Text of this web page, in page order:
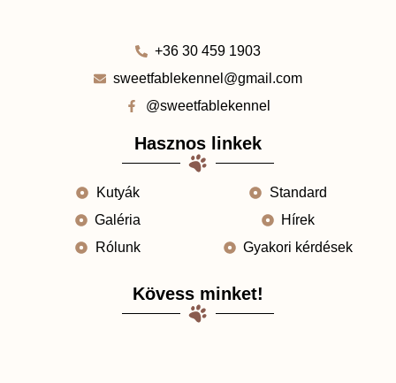
+36 30 459 1903
sweetfablekennel@gmail.com
@sweetfablekennel
Hasznos linkek
Kutyák
Galéria
Rólunk
Standard
Hírek
Gyakori kérdések
Kövess minket!